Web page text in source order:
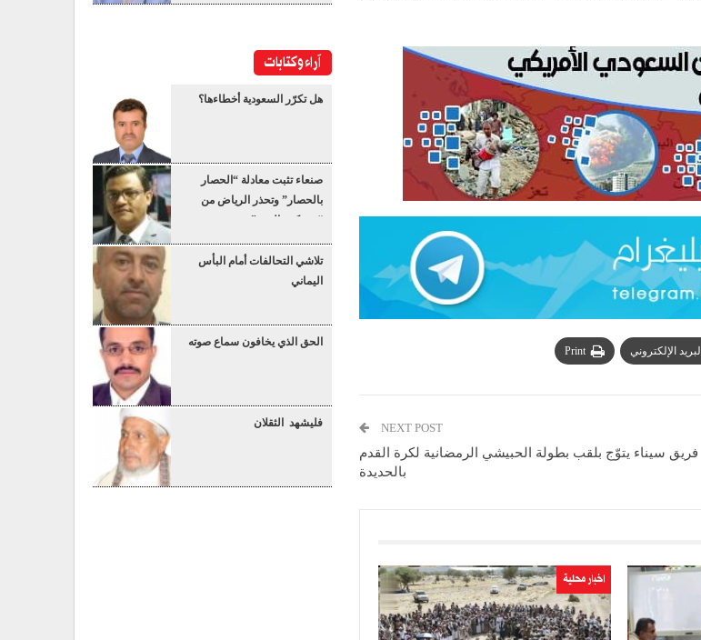
البريد الإلكتروني Print
NEXT POST
فريق سيناء يتوّج بلقب بطولة الحبيشي الرمضانية لكرة القدم
بالحديدة
اخبار محلية
آراء وكتابات
هل تكرّر السعودية أخطاءها؟
صنعاء تثبت معادلة “الحصار
بالحصار” وتحذر الرياض من
“عسكرة البحر”
تلاشي التحالفات أمام البأس
اليماني
الحق الذي يخافون سماع صوته
فليشهد الثقلان